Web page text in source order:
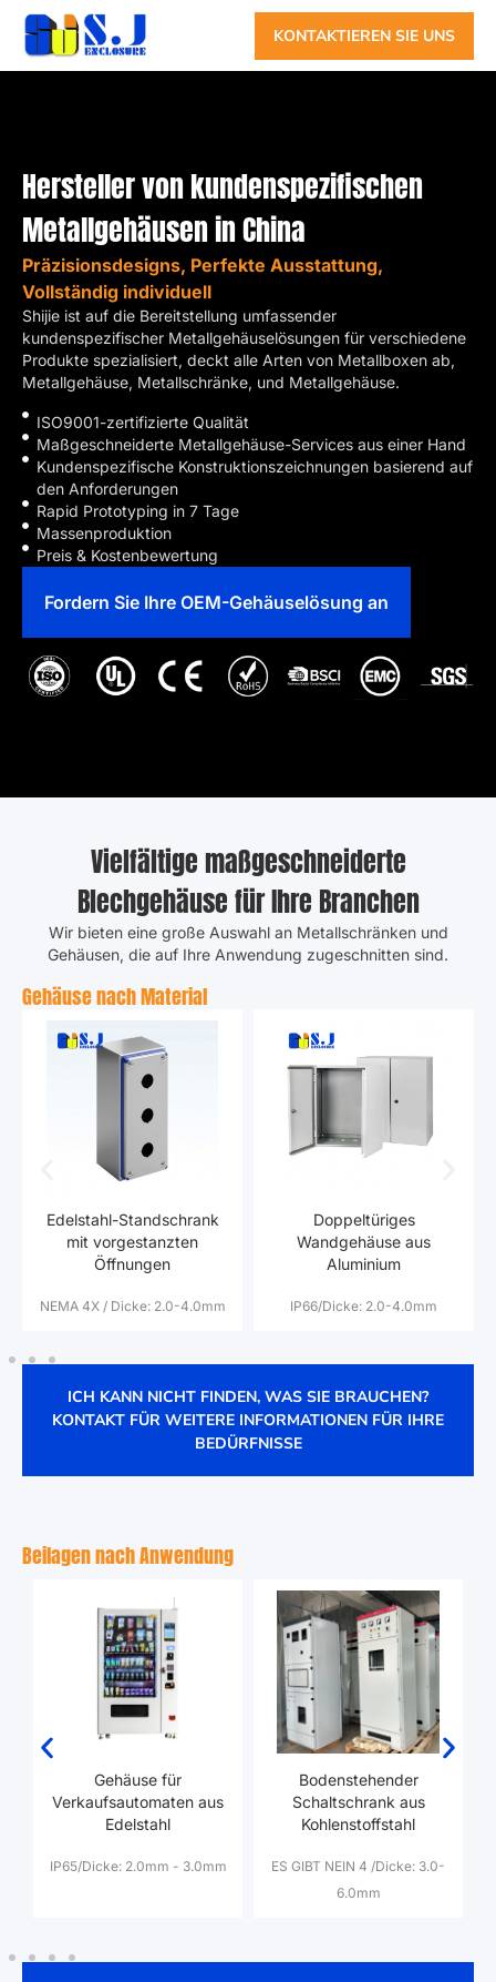
KONTAKTIEREN SIE UNS
Hersteller von kundenspezifischen
Metallgehäusen in China
Präzisionsdesigns, Perfekte Ausstattung,
Vollständig individuell
Shijie ist auf die Bereitstellung umfassender
kundenspezifischer Metallgehäuselösungen für verschiedene
Produkte spezialisiert, deckt alle Arten von Metallboxen ab,
Metallgehäuse, Metallschränke, und Metallgehäuse.
ISO9001-zertifizierte Qualität
Maßgeschneiderte Metallgehäuse-Services aus einer Hand
Kundenspezifische Konstruktionszeichnungen basierend auf
den Anforderungen
Rapid Prototyping in 7 Tage
Massenproduktion
Preis & Kostenbewertung
Fordern Sie Ihre OEM-Gehäuselösung an
Vielfältige maßgeschneiderte
Blechgehäuse für Ihre Branchen
Wir bieten eine große Auswahl an Metallschränken und
Gehäusen, die auf Ihre Anwendung zugeschnitten sind.
Gehäuse nach Material
Edelstahl-Standschrank
mit vorgestanzten
Öffnungen
NEMA 4X / Dicke: 2.0-4.0mm
Doppeltüriges
Wandgehäuse aus
Aluminium
IP66/Dicke: 2.0-4.0mm
ICH KANN NICHT FINDEN, WAS SIE BRAUCHEN?
KONTAKT FÜR WEITERE INFORMATIONEN FÜR IHRE
BEDÜRFNISSE
Beilagen nach Anwendung
Gehäuse für
Verkaufsautomaten aus
Edelstahl
IP65/Dicke: 2.0mm - 3.0mm
Bodenstehender
Schaltschrank aus
Kohlenstoffstahl
ES GIBT NEIN 4 /Dicke: 3.0-
6.0mm